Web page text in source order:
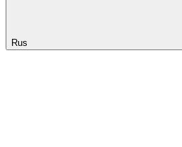
Rus